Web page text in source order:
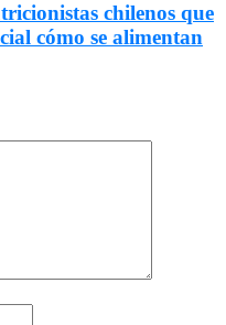
chilenos que
cómo se alimentan